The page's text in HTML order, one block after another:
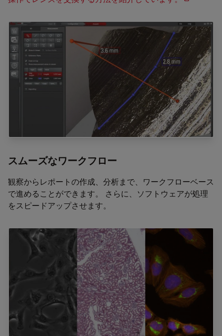
スムーズなワークフロー
観察からレポートの作成、分析まで、ワークフローベース
で進めることができます。 さらに、ソフトウェアが処理
をスピードアップさせます。